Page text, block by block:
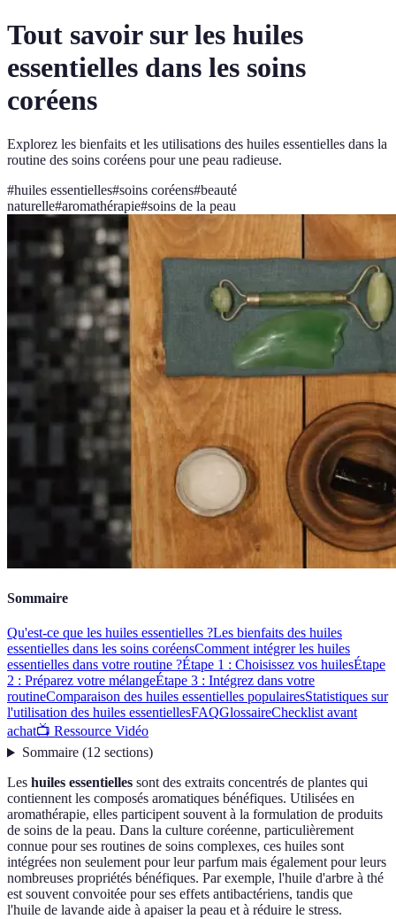
Tout savoir sur les huiles
essentielles dans les soins
coréens
Explorez les bienfaits et les utilisations des huiles essentielles dans la
routine des soins coréens pour une peau radieuse.
#huiles essentielles#soins coréens#beauté
naturelle#aromathérapie#soins de la peau
Sommaire
Qu'est-ce que les huiles essentielles ?Les bienfaits des huiles
essentielles dans les soins coréensComment intégrer les huiles
essentielles dans votre routine ?Étape 1 : Choisissez vos huilesÉtape
2 : Préparez votre mélangeÉtape 3 : Intégrez dans votre
routineComparaison des huiles essentielles populairesStatistiques sur
l'utilisation des huiles essentiellesFAQGlossaireChecklist avant
achat📺 Ressource Vidéo
Sommaire(12 sections)
Les huiles essentielles sont des extraits concentrés de plantes qui
contiennent les composés aromatiques bénéfiques. Utilisées en
aromathérapie, elles participent souvent à la formulation de produits
de soins de la peau. Dans la culture coréenne, particulièrement
connue pour ses routines de soins complexes, ces huiles sont
intégrées non seulement pour leur parfum mais également pour leurs
nombreuses propriétés bénéfiques. Par exemple, l'huile d'arbre à thé
est souvent convoitée pour ses effets antibactériens, tandis que
l'huile de lavande aide à apaiser la peau et à réduire le stress.